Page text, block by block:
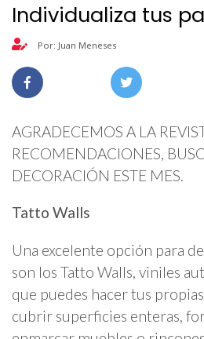
Individualiza tus
Por: Juan Meneses
AGRADECEMOS A LA
RECOMENDACIONES,
DECORACIÓN ESTE MES.
Tatto Walls
Una excelente opción para
son los Tatto Walls, viniles
que puedes hacer tus
cubrir superficies enteras,